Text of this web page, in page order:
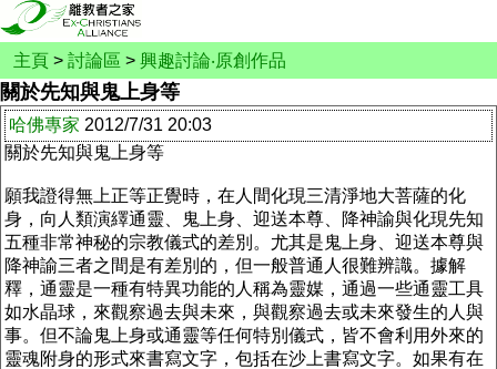
主頁 > 討論區 > 興趣討論‧原創作品
關於先知與鬼上身等
哈佛專家 2012/7/31 20:03
關於先知與鬼上身等
願我證得無上正等正覺時，在人間化現三清淨地大菩薩的化
身，向人類演繹通靈、鬼上身、迎送本尊、降神諭與化現先知
五種非常神秘的宗教儀式的差別。尤其是鬼上身、迎送本尊與
降神諭三者之間是有差別的，但一般普通人很難辨識。據解
釋，通靈是一種有特異功能的人稱為靈媒，通過一些通靈工具
如水晶球，來觀察過去與未來，與觀察過去或未來發生的人與
事。但不論鬼上身或通靈等任何特別儀式，皆不會利用外來的
靈魂附身的形式來書寫文字，包括在沙上書寫文字。如果有在